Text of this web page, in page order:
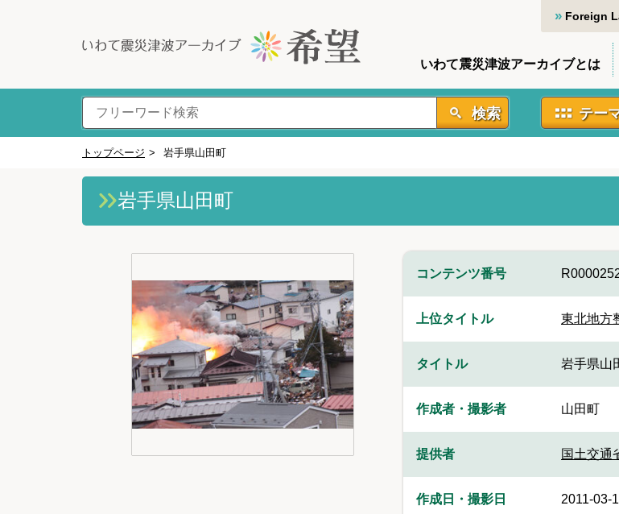
Foreign
いわて震災津波アーカイブとは
検索 テー
トップページ > 岩手県山田町
岩手県山田町
コンテンツ番号
上位タイトル 東北地方
タイトル 岩手県山
作成者・撮影者 山田町
提供者 国土交通
作成日・撮影日 2011-03-